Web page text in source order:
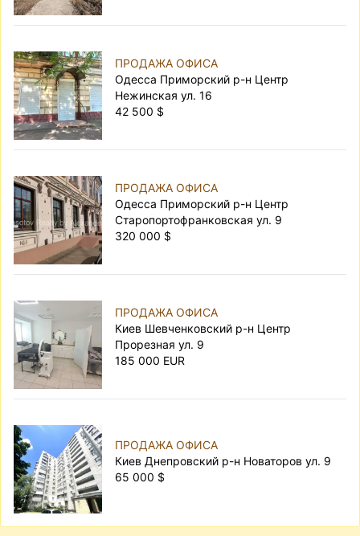
ПРОДАЖА ОФИСА
Одесса Приморский р-н Центр
Нежинская ул. 16
42 500 $
ПРОДАЖА ОФИСА
Одесса Приморский р-н Центр
Старопортофранковская ул. 9
320 000 $
ПРОДАЖА ОФИСА
Киев Шевченковский р-н Центр
Прорезная ул. 9
185 000 EUR
ПРОДАЖА ОФИСА
Киев Днепровский р-н Новаторов ул. 9
65 000 $